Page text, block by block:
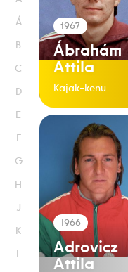
Á
B
C
D
E
F
G
H
J
K
L
1967
Ábrahám
Attila
Kajak-kenu
1966
Adrovicz
Attila